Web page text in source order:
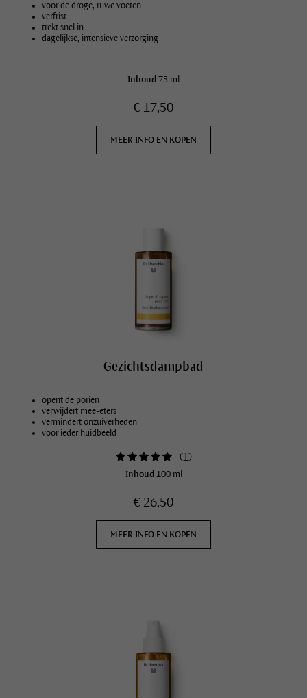
voor de droge, ruwe voeten
verfrist
trekt snel in
dagelijkse, intensieve verzorging
Inhoud 75 ml
€ 17,50
MEER INFO EN KOPEN
Gezichtsdampbad
opent de poriën
verwijdert mee-eters
vermindert onzuiverheden
voor ieder huidbeeld
(1)
Inhoud 100 ml
€ 26,50
MEER INFO EN KOPEN